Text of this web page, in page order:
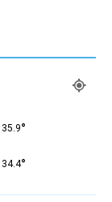
35.9°
34.4°